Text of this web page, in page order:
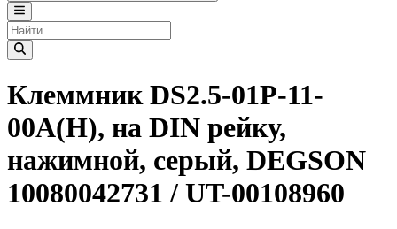
Клеммник DS2.5-01P-11-
00A(H), на DIN рейку,
нажимной, серый, DEGSON
10080042731 / UT-00108960